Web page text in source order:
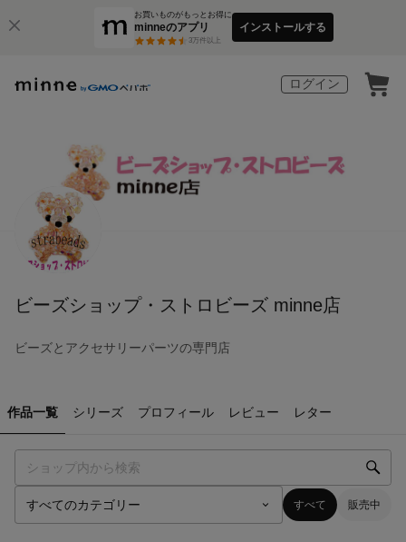
お買いものがもっとお得に
minneのアプリ
3万件以上
インストールする
ログイン
ビーズショップ・ストロビーズ minne店
ビーズとアクセサリーパーツの専門店
作品一覧 シリーズ プロフィール レビュー レター
すべて 販売中